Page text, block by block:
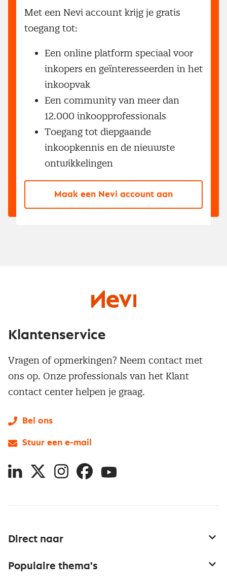
Met een Nevi account krijg je gratis
toegang tot:
Een online platform speciaal voor
inkopers en geïnteresseerden in het
inkoopvak
Een community van meer dan
12.000 inkoopprofessionals
Toegang tot diepgaande
inkoopkennis en de nieuwste
ontwikkelingen
Maak een Nevi account aan
Direct naar
Populaire thema's
Klantenservice
Vragen of opmerkingen? Neem contact met
ons op. Onze professionals van het Klant
contact center helpen je graag.
Bel ons
Stuur een e-mail
LinkedIn
X InstagramFacebookYouTube